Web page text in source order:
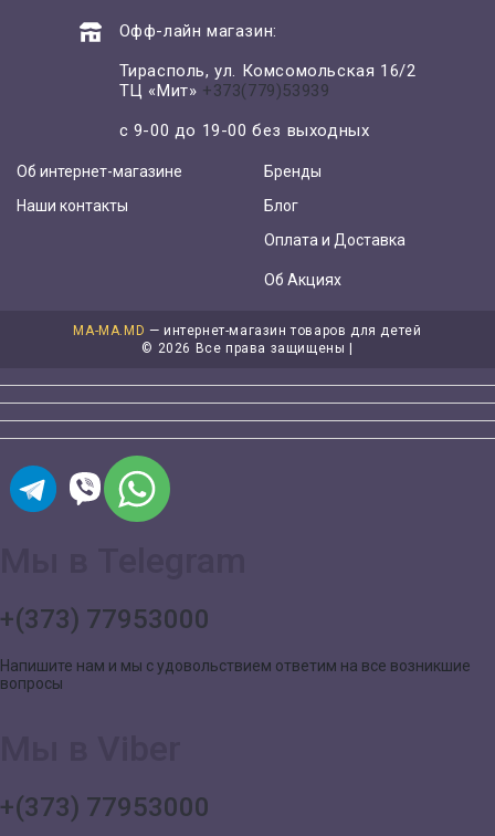
Офф-лайн магазин:
Тирасполь, ул. Комсомольская 16/2
ТЦ «Мит» +373(779)53939
с 9-00 до 19-00 без выходных
Об интернет-магазине
Наши контакты
Бренды
Блог
Оплата и Доставка
Об Акциях
MA-MA.MD — интернет-магазин товаров для детей
© 2026 Все права защищены |
+(373) 77953000
Напишите нам и мы с удовольствием ответим на все возникшие
вопросы
+(373) 77953000